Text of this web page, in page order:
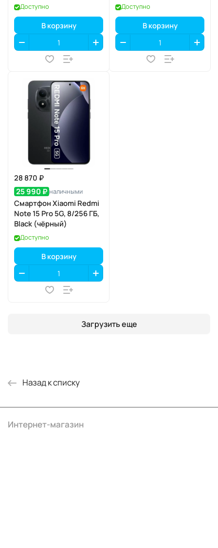
Доступно
В корзину
Доступно
В корзину
28 870 ₽
25 990 ₽ наличными
Смартфон Xiaomi Redmi
Note 15 Pro 5G, 8/256 ГБ,
Black (чёрный)
Доступно
В корзину
Загрузить еще
Назад к списку
Интернет-магазин